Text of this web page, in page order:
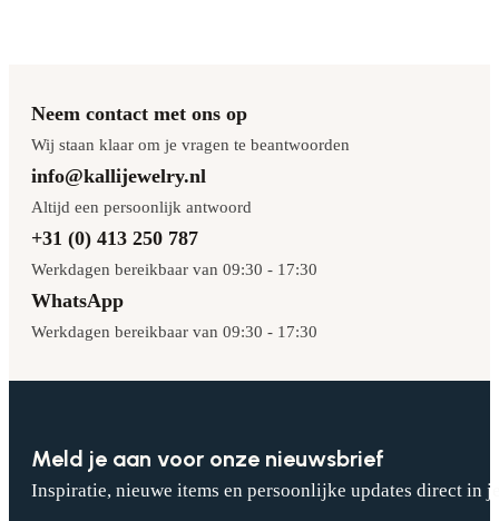
Neem contact met ons op
Wij staan klaar om je vragen te beantwoorden
info@kallijewelry.nl
Altijd een persoonlijk antwoord
+31 (0) 413 250 787
Werkdagen bereikbaar van 09:30 - 17:30
WhatsApp
Werkdagen bereikbaar van 09:30 - 17:30
Meld je aan voor onze nieuwsbrief
Inspiratie, nieuwe items en persoonlijke updates direct in